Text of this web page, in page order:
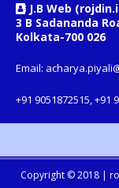
J.B Web
3 B Sadananda
Kolkata-700 026
Email:
+91 9051872515, +91
Copyright © 2018 |